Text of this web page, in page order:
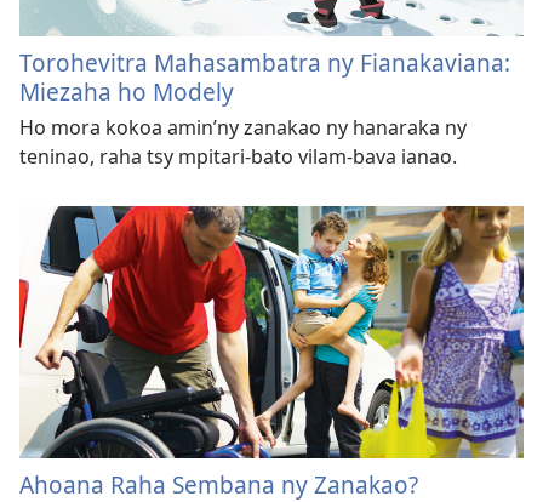
Torohevitra Mahasambatra ny Fianakaviana:
Miezaha ho Modely
Ho mora kokoa amin’ny zanakao ny hanaraka ny
teninao, raha tsy mpitari-bato vilam-bava ianao.
Ahoana Raha Sembana ny Zanakao?